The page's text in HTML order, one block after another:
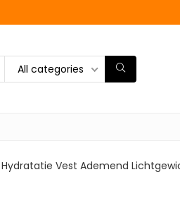
All categories
Vest Ademend